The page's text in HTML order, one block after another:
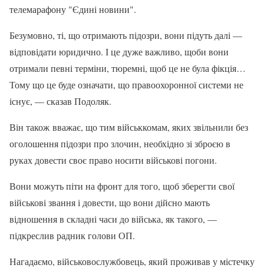
телемарафону "Єдині новини".
Безумовно, ті, що отримають підозри, вони підуть далі —
відповідати юридично. І це дуже важливо, щоби вони
отримали певні терміни, тюремні, щоб це не була фікція…
Тому що це буде означати, що правоохоронної системи не
існує, — сказав Подоляк.
Він також вважає, що тим військкомам, яких звільнили без
оголошення підозри про злочин, необхідно зі зброєю в
руках довести своє право носити військові погони.
Вони можуть піти на фронт для того, щоб зберегти свої
військові звання і довести, що вони дійсно мають
відношення в складні часи до війська, як такого, —
підкреслив радник голови ОП.
Нагадаємо, військовослужбовець, який проживав у містечку